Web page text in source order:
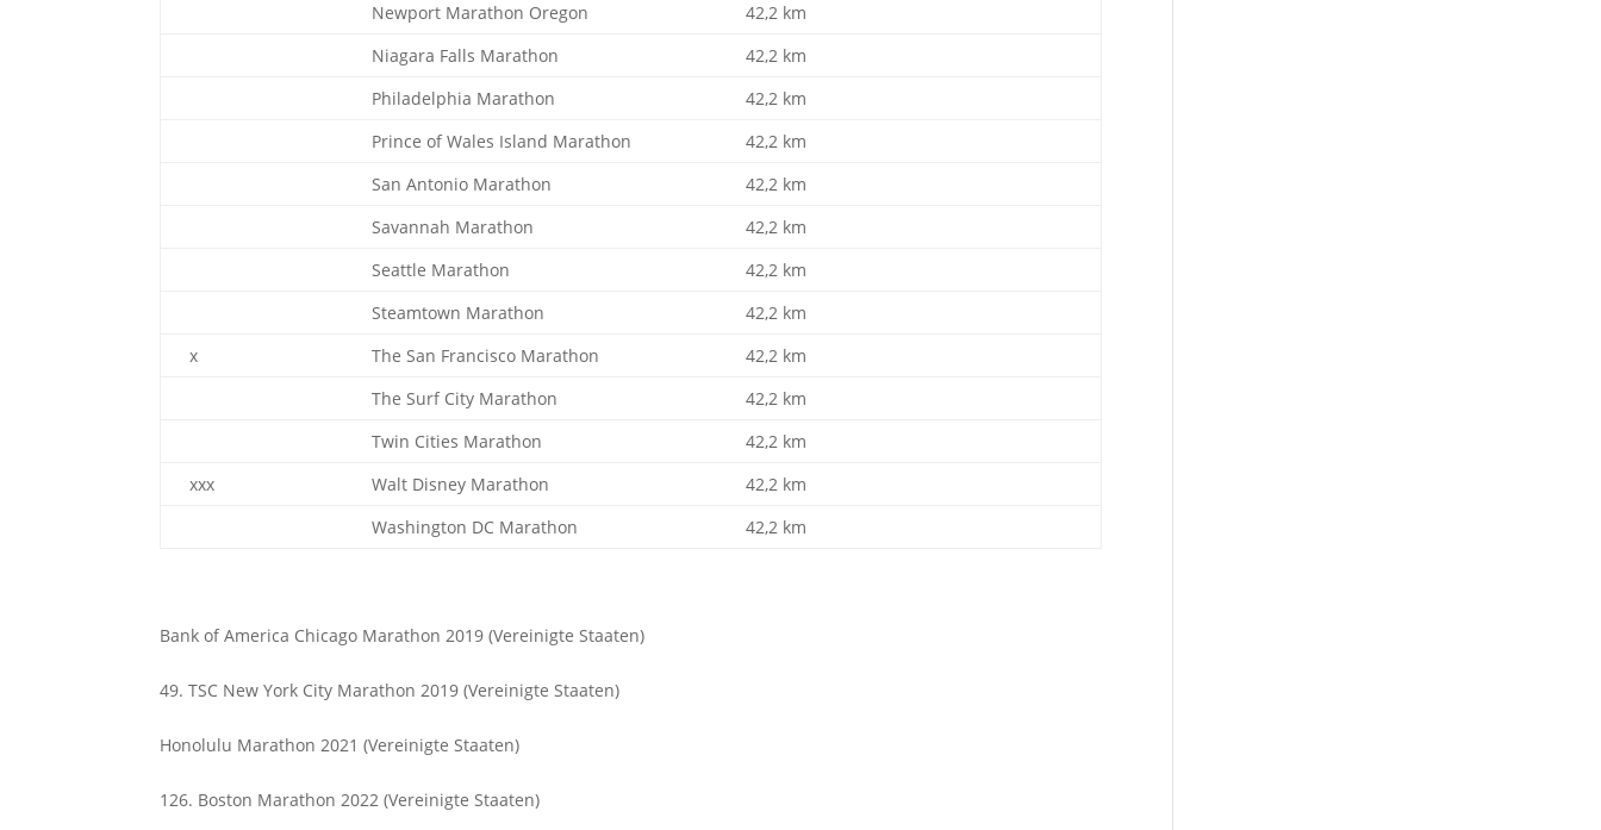
Newport Marathon Oregon
42,2 km
Niagara Falls Marathon
42,2 km
Philadelphia Marathon
42,2 km
Prince of Wales Island Marathon
42,2 km
San Antonio Marathon
42,2 km
Savannah Marathon
42,2 km
Seattle Marathon
42,2 km
Steamtown Marathon
42,2 km
x
The San Francisco Marathon
42,2 km
The Surf City Marathon
42,2 km
Twin Cities Marathon
42,2 km
xxx
Walt Disney Marathon
42,2 km
Washington DC Marathon
42,2 km
Bank of America Chicago Marathon 2019 (Vereinigte Staaten)
49. TSC New York City Marathon 2019 (Vereinigte Staaten)
Honolulu Marathon 2021 (Vereinigte Staaten)
126. Boston Marathon 2022 (Vereinigte Staaten)